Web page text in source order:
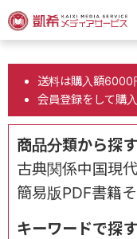
送料は購入額6000
会員登録をして購
商品分類から探す
古典関係中国現代
簡易版PDF書籍
キーワードで探す